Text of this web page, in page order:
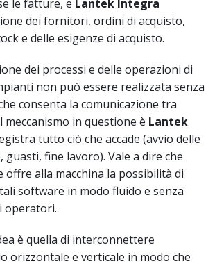
le fatture, e Lantek Integra
dei fornitori, ordini di acquisto,
e delle esigenze di acquisto.
dei processi e delle operazioni di
non può essere realizzata senza
consenta la comunicazione tra
meccanismo in questione è Lantek
tutto ciò che accade (avvio delle
guasti, fine lavoro). Vale a dire che
offre alla macchina la possibilità di
software in modo fluido e senza
operatori.
è quella di interconnettere
orizzontale e verticale in modo che